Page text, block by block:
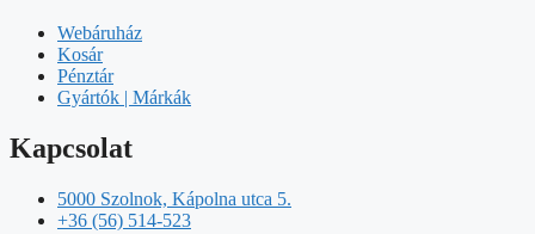
Webáruház
Kosár
Pénztár
Gyártók | Márkák
Kapcsolat
5000 Szolnok, Kápolna utca 5.
+36 (56) 514-523